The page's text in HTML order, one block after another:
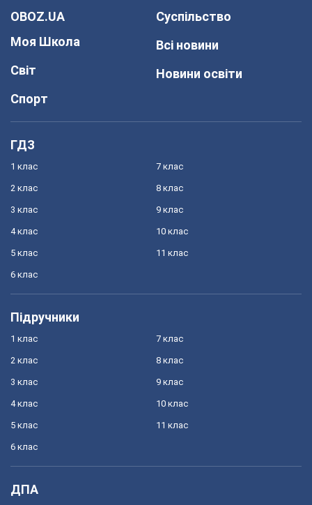
OBOZ.UA
Моя Школа
Світ
Спорт
Суспільство
Всі новини
Новини освіти
ГДЗ
1 клас
2 клас
3 клас
4 клас
5 клас
6 клас
7 клас
8 клас
9 клас
10 клас
11 клас
Підручники
1 клас
2 клас
3 клас
4 клас
5 клас
6 клас
7 клас
8 клас
9 клас
10 клас
11 клас
ДПА